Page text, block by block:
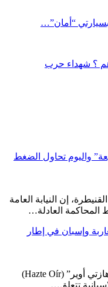
“أمان”…
؟ شهداء حرب
واليوم تحاول الضغط
إن النيابة العامة
العادلة…
وإسبان في إطار
أفادت وسائل إعلام إسبانية بأن جمعية “هازتي أوير” (Hazte Oír)
تتعلق…